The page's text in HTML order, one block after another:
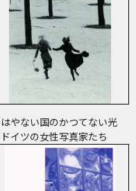
やない国のかつてない光
イツの女性写真家たち